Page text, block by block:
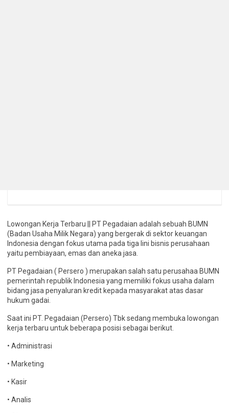
Lowongan Kerja Terbaru || PT Pegadaian adalah sebuah BUMN
(Badan Usaha Milik Negara) yang bergerak di sektor keuangan
Indonesia dengan fokus utama pada tiga lini bisnis perusahaan
yaitu pembiayaan, emas dan aneka jasa.
PT Pegadaian ( Persero ) merupakan salah satu perusahaa BUMN
pemerintah republik Indonesia yang memiliki fokus usaha dalam
bidang jasa penyaluran kredit kepada masyarakat atas dasar
hukum gadai.
Saat ini PT. Pegadaian (Persero) Tbk sedang membuka lowongan
kerja terbaru untuk beberapa posisi sebagai berikut.
• Administrasi
• Marketing
• Kasir
• Analis